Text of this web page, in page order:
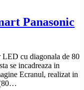
Panasonic
cu diagonala de 80
se incadreaza in
Ecranul, realizat in
(80…